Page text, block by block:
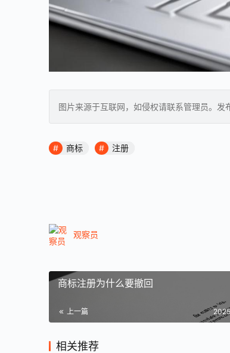
图片来源于互联网，如侵权请联系管理员。发
商标 注册
观察员
商标注册为什么要撤回
上一篇
相关推荐